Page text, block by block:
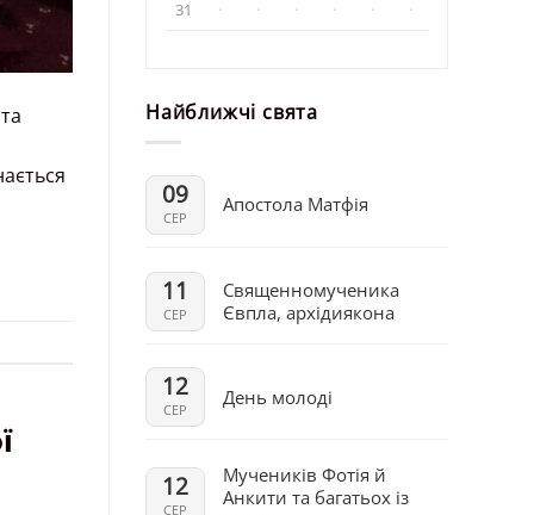
31
· · · · · ·
Найближчі свята
09
СЕР
Апостола Матфія
11
СЕР
Священномученика
Євпла, архідиякона
12
СЕР
День молоді
12
СЕР
Мучеників Фотія й
Анкити та багатьох із